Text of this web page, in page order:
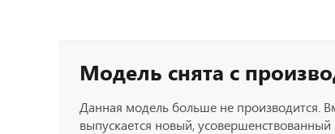
Модель снята с
Данная модель больше не производится.
выпускается новый, усовершенствованный